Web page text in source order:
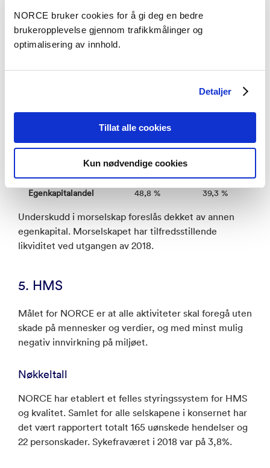
NORCE bruker cookies for å gi deg en bedre
brukeropplevelse gjennom trafikkmålinger og
optimalisering av innhold.
Detaljer
Tillat alle cookies
Kun nødvendige cookies
Finansielle nøkkeltall
Morselskap Konsern
1.061 MNOK
-29,7 MNOK
392 MNOK 351 MNOK
Egenkapitalandel 48,8 % 39,3 %
Underskudd i morselskap foreslås dekket av annen
egenkapital. Morselskapet har tilfredsstillende
likviditet ved utgangen av 2018.
5. HMS
Målet for NORCE er at alle aktiviteter skal foregå uten
skade på mennesker og verdier, og med minst mulig
negativ innvirkning på miljøet.
Nøkkeltall
NORCE har etablert et felles styringssystem for HMS
og kvalitet. Samlet for alle selskapene i konsernet har
det vært rapportert totalt 165 uønskede hendelser og
22 personskader. Sykefraværet i 2018 var på 3,8%.